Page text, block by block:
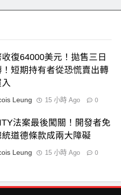
收復64000美元！拋售三日
！短期持有者從恐慌賣出轉
Leung 15 小時 Ago 0
法案最後闖關！開發者免
統道德條款成兩大障礙
Leung 15 小時 Ago 0